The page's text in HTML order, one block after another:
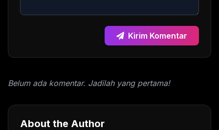
Kirim Komentar
Belum ada komentar. Jadilah yang pertama!
About the Author